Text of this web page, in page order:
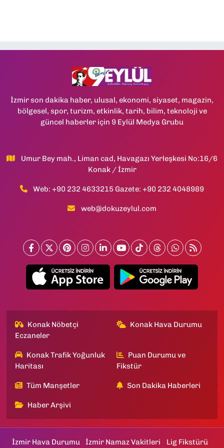
İzmir son dakika haber, ulusal, ekonomi, siyaset, magazin,
bölgesel, spor, turizm, etkinlik, tarih, bilim, teknoloji ve
güncel haberler için 9 Eylül Medya Grubu
Umur Bey mah., Liman cad, Havagazı Yerleşkesi No:16/6
Konak / İzmir
Web: +90 232 4633215 Gazete: +90 232 4048989
web@dokuzeylul.com
Konak Nöbetçi
Eczaneler
Konak Hava Durumu
Konak Trafik Yoğunluk
Haritası
Puan Durumu ve
Fikstür
Tüm Manşetler Son Dakika Haberleri
Haber Arşivi
İzmir Hava Durumu İzmir Namaz Vakitleri Lig Fikstürü